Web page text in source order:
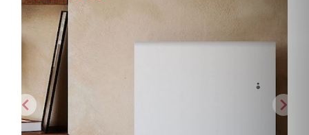
chevron_left chevron_right